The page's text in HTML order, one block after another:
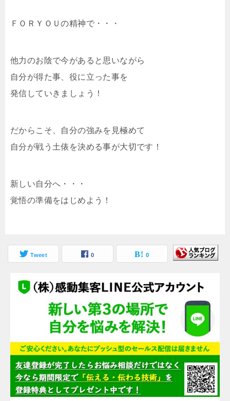
ＦＯＲＹＯＵの精神で・・・
他力のお陰で今があると思いながら
自分が得た事、役に立った事を
発信していきましょう！
だからこそ、自分の強みを見極めて
自分が戦う土俵を決める事が大切です！
新しい自分へ・・・
覚悟の準備をはじめよう！
Tweet 0 0